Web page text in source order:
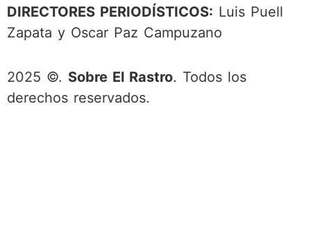
DIRECTORES PERIODÍSTICOS: Luis Puell
Zapata y Oscar Paz Campuzano
2025 ©. Sobre El Rastro. Todos los
derechos reservados.